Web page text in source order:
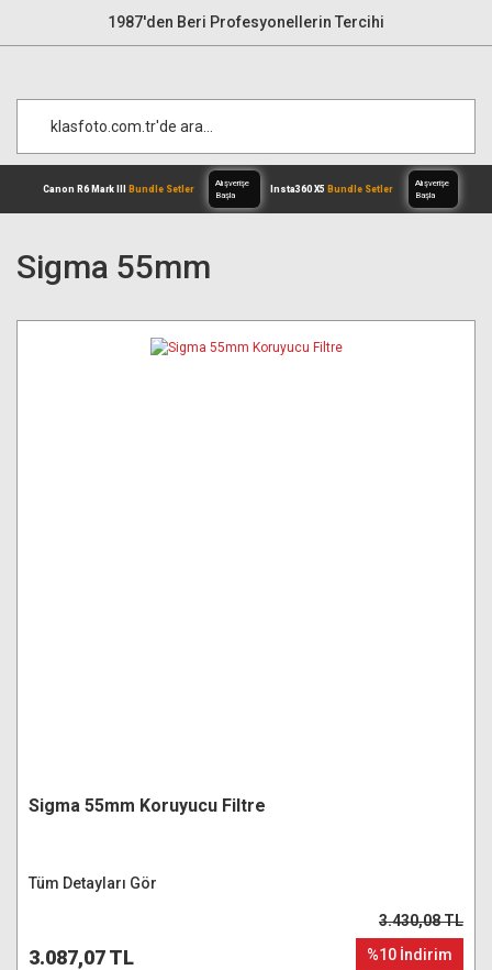
1987'den Beri Profesyonellerin Tercihi
Başla
Sigma 55mm
Sigma 55mm Koruyucu Filtre
Tüm Detayları Gör
3.087,07 TL
3.430,08 TL
%10 İndirim